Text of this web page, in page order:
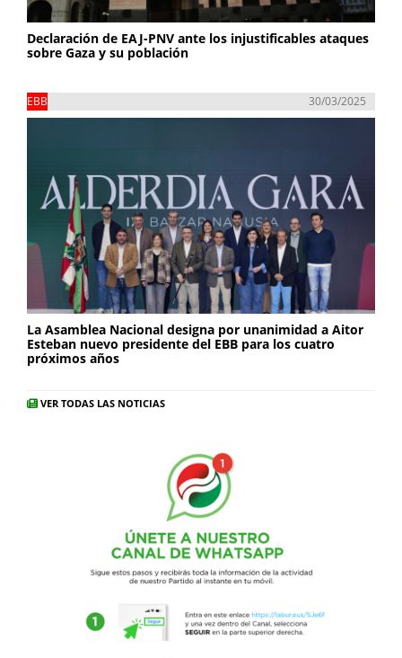
Declaración de EAJ-PNV ante los injustificables ataques
sobre Gaza y su población
EBB 30/03/2025
La Asamblea Nacional designa por unanimidad a Aitor
Esteban nuevo presidente del EBB para los cuatro
próximos años
VER TODAS LAS NOTICIAS